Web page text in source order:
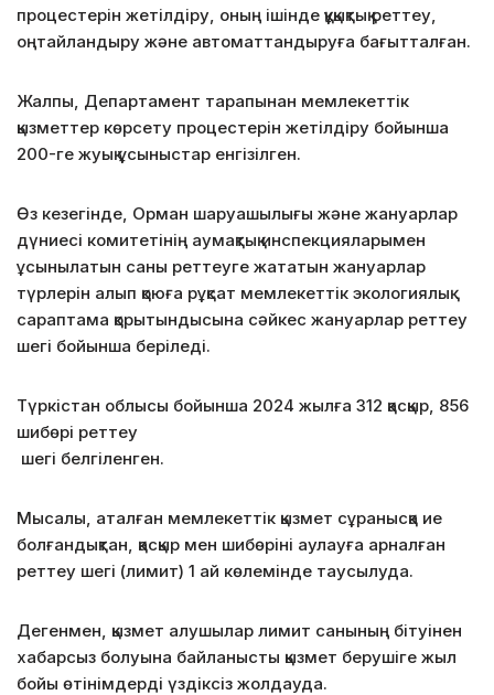
процестерін жетілдіру, оның ішінде құқықтық реттеу,
оңтайландыру және автоматтандыруға бағытталған.
Жалпы, Департамент тарапынан мемлекеттік
қызметтер көрсету процестерін жетілдіру бойынша
200-ге жуық ұсыныстар енгізілген.
Өз кезегінде, Орман шаруашылығы және жануарлар
дүниесі комитетінің аумақтық инспекцияларымен
ұсынылатын саны реттеуге жататын жануарлар
түрлерін алып қоюға рұқсат мемлекеттік экологиялық
сараптама қорытындысына сәйкес жануарлар реттеу
шегі бойынша беріледі.
Түркістан облысы бойынша 2024 жылға 312 қасқыр, 856
шибөрі реттеу
шегі белгіленген.
Мысалы, аталған мемлекеттік қызмет сұранысқа ие
болғандықтан, қасқыр мен шибөріні аулауға арналған
реттеу шегі (лимит) 1 ай көлемінде таусылуда.
Дегенмен, қызмет алушылар лимит санының бітуінен
хабарсыз болуына байланысты қызмет берушіге жыл
бойы өтінімдерді үздіксіз жолдауда.